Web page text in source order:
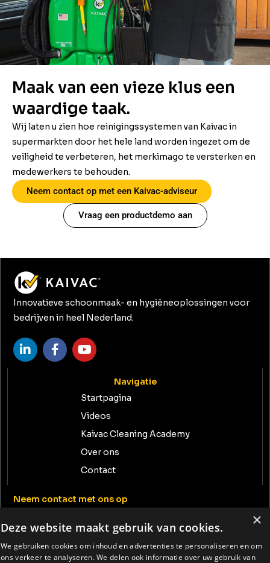
Maak van een vieze klus een
waardige taak.
Wij laten u zien hoe reinigingssystemen van Kaivac in
supermarkten door het hele land worden ingezet om de
veiligheid te verbeteren, het merkimago te versterken en
medewerkers te behouden.
Neem contact op met een Kaivac-adviseur
Vraag een productdemo aan
Innovatieve schoonmaak- en hygiëneoplossingen voor
bedrijven in heel Nederland.
Navigatie
Startpagina
Videos
Kaivac Cleaning Academy
Over ons
Contact
Neem contact met ons op
+31 (0) 74-234 1408
Reimersdennenweg 13 7559 PL Hengelo (O)
×
Deze website maakt gebruik van cookies.
We gebruiken cookies om inhoud en advertenties te personaliseren en om
ons verkeer te analyseren. We delen ook informatie over uw gebruik van